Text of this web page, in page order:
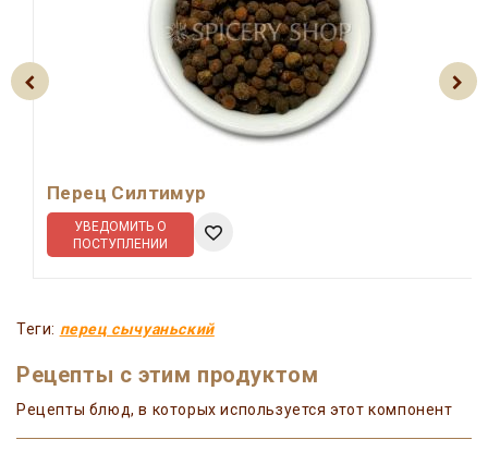
Перец Силтимур
УВЕДОМИТЬ О
ПОСТУПЛЕНИИ
Теги: перец сычуаньский
Рецепты с этим продуктом
Рецепты блюд, в которых используется этот компонент